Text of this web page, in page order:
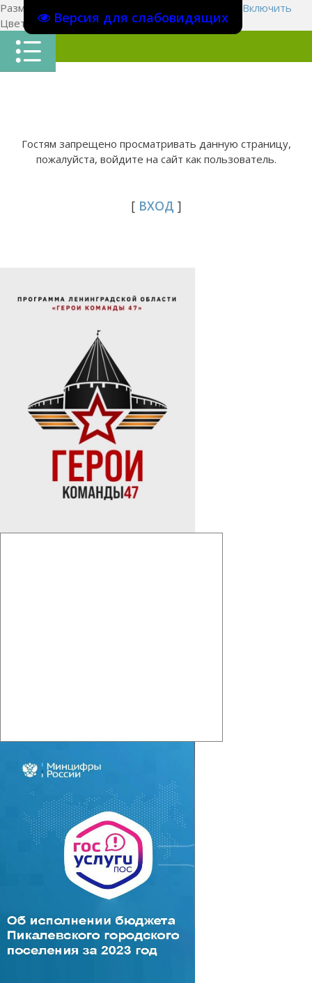
Версия для слабовидящих
Размер шрифта:
Включить
Цвет сайтаЦ Ц Ц Х
Гостям запрещено просматривать данную страницу,
пожалуйста, войдите на сайт как пользователь.
[ ВХОД ]